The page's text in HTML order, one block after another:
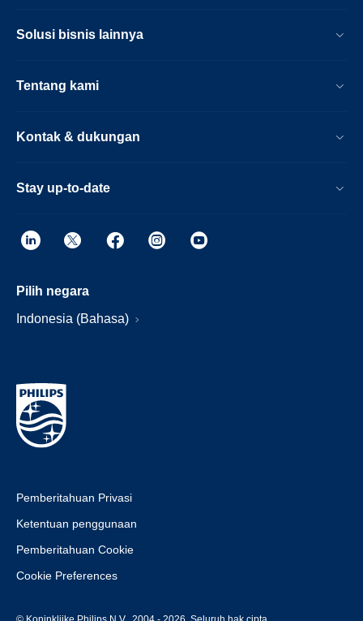
Solusi bisnis lainnya
Tentang kami
Kontak & dukungan
Stay up-to-date
Pilih negara
Indonesia (Bahasa)
Pemberitahuan Privasi
Ketentuan penggunaan
Pemberitahuan Cookie
Cookie Preferences